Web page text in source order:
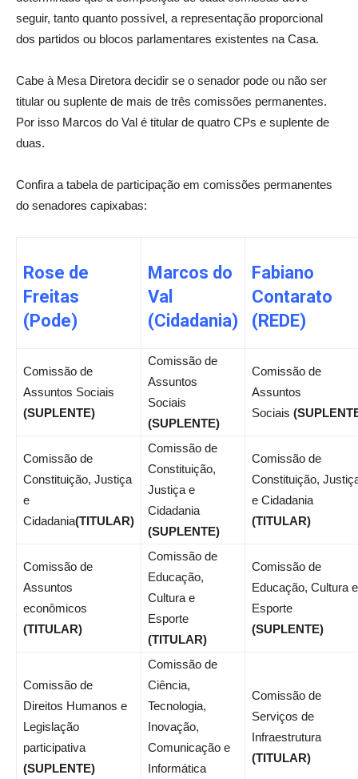
seguir, tanto quanto possível, a representação proporcional
dos partidos ou blocos parlamentares existentes na Casa.
Cabe à Mesa Diretora decidir se o senador pode ou não ser
titular ou suplente de mais de três comissões permanentes.
Por isso Marcos do Val é titular de quatro CPs e suplente de
duas.
Confira a tabela de participação em comissões permanentes
do senadores capixabas:
Rose de
Freitas
(Pode)
Marcos do
Val
(Cidadania)
Fabiano
Contarato
(REDE)
Comissão de
Assuntos Sociais
(SUPLENTE)
Comissão de
Assuntos
Sociais
(SUPLENTE)
Comissão de
Assuntos
Sociais
Comissão de
Constituição, Justiça
e
Cidadania(TITULAR)
Comissão de
Constituição,
Justiça e
Cidadania
(SUPLENTE)
Comissão de
Constituição,
e Cidadania
(TITULAR)
Comissão de
Assuntos
econômicos
(TITULAR)
Comissão de
Educação,
Cultura e
Esporte
(TITULAR)
Comissão de
Educação, Cultura e
Esporte
(SUPLENTE)
Comissão de
Direitos Humanos e
Legislação
participativa
(SUPLENTE)
Comissão de
Ciência,
Tecnologia,
Inovação,
Comunicação e
Informática
Comissão de
Serviços de
Infraestrutura
(TITULAR)